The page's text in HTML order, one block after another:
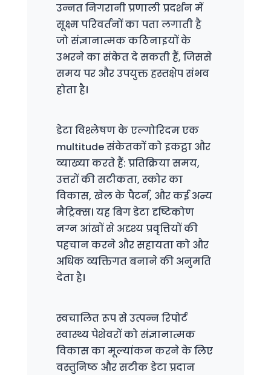
उन्नत निगरानी प्रणाली प्रदर्शन में
सूक्ष्म परिवर्तनों का पता लगाती है
जो संज्ञानात्मक कठिनाइयों के
उभरने का संकेत दे सकती हैं, जिससे
समय पर और उपयुक्त हस्तक्षेप संभव
होता है।
डेटा विश्लेषण के एल्गोरिदम एक
multitude संकेतकों को इकट्ठा और
व्याख्या करते हैं: प्रतिक्रिया समय,
उत्तरों की सटीकता, स्कोर का
विकास, खेल के पैटर्न, और कई अन्य
मैट्रिक्स। यह बिग डेटा दृष्टिकोण
नग्न आंखों से अदृश्य प्रवृत्तियों की
पहचान करने और सहायता को और
अधिक व्यक्तिगत बनाने की अनुमति
देता है।
स्वचालित रूप से उत्पन्न रिपोर्ट
स्वास्थ्य पेशेवरों को संज्ञानात्मक
विकास का मूल्यांकन करने के लिए
वस्तुनिष्ठ और सटीक डेटा प्रदान